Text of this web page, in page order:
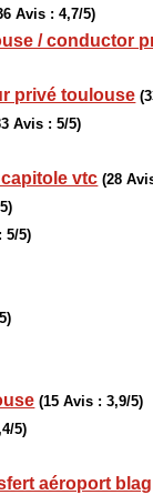
Avis : 4,7/5)
/ conductor
privé toulouse
Avis : 5/5)
vtc (28
5/5)
(15 Avis : 3,9/5)
5)
aéroport